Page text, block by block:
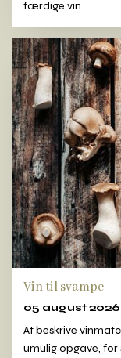
færdige vin.
Vin til svampe
05 august 2026
At beskrive
umulig opgave,